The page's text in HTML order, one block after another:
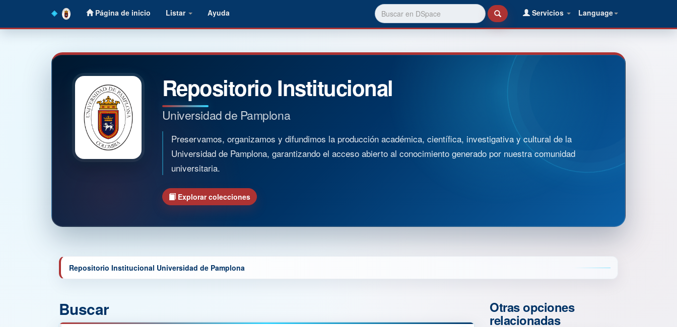
Página de inicio Listar Ayuda Language
Servicios
Repositorio Institucional
Universidad de Pamplona
Preservamos, organizamos y difundimos la producción académica, científica, investigativa y cultural de la
Universidad de Pamplona, garantizando el acceso abierto al conocimiento generado por nuestra comunidad
universitaria.
Explorar colecciones
Repositorio Institucional Universidad de Pamplona
Buscar Otras opciones
relacionadas